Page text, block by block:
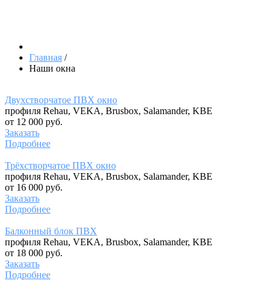
Главная /
Наши окна
Двухстворчатое ПВХ окно
профиля Rehau, VEKA, Brusbox, Salamander, KBE
от 12 000 руб.
Заказать
Подробнее
Трёхстворчатое ПВХ окно
профиля Rehau, VEKA, Brusbox, Salamander, KBE
от 16 000 руб.
Заказать
Подробнее
Балконный блок ПВХ
профиля Rehau, VEKA, Brusbox, Salamander, KBE
от 18 000 руб.
Заказать
Подробнее